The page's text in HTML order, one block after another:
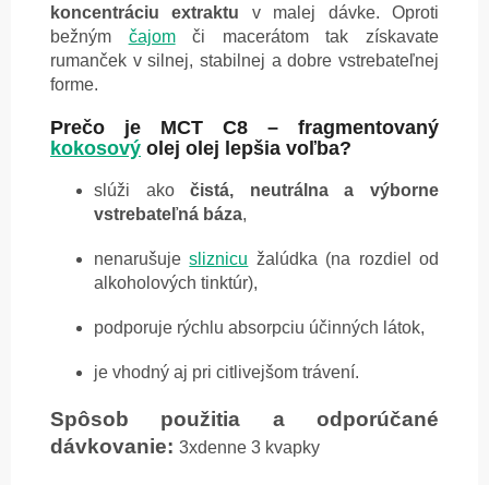
koncentráciu extraktu v malej dávke. Oproti
bežným čajomči macerátom tak získavate
rumanček v silnej, stabilnej a dobre vstrebateľnej
forme.
Prečo je MCT C8 – fragmentovaný
kokosový olej olej lepšia voľba?
slúži akočistá, neutrálna a výborne
vstrebateľná báza,
nenarušujesliznicu žalúdka (na rozdiel od
alkoholových tinktúr),
podporuje rýchlu absorpciu účinných látok,
je vhodný aj pri citlivejšom trávení.
Spôsob použitia a odporúčané
dávkovanie: 3xdenne 3 kvapky